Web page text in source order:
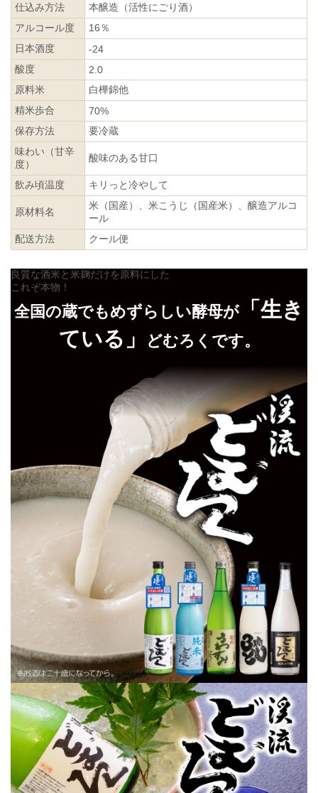
仕込み方法
本醸造（活性にごり酒）
アルコール度
16％
日本酒度
-24
酸度
2.0
原料米
白樺錦他
精米歩合
70%
保存方法
要冷蔵
味わい（甘辛
度）
酸味のある甘口
飲み頃温度 キリっと冷やして
原材料名
米（国産）、米こうじ（国産米）、醸造アルコ
ール
配送方法
クール便
良質な酒米と米麹だけを原料にした
これぞ本物！
全国の蔵でもめずらしい酵母が「生き
ている」
どむろくです。